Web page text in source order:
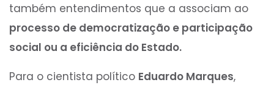
também entendimentos que a associam ao
processo de democratização e participação
social ou a eficiência do Estado.
Para o cientista político Eduardo Marques,